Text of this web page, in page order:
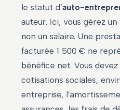
le statut d’auto-
auteur. Ici, vous gérez
non un salaire. Une
facturée 1 500 € ne
bénéfice net. Vous
cotisations sociales,
entreprise,